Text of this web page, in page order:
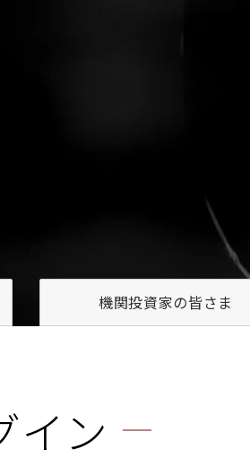
機関投資家の皆さま
イン